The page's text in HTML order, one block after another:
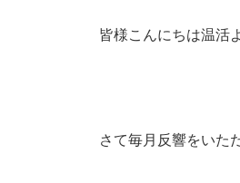
皆様こんにちは温活
さて毎月反響をいた